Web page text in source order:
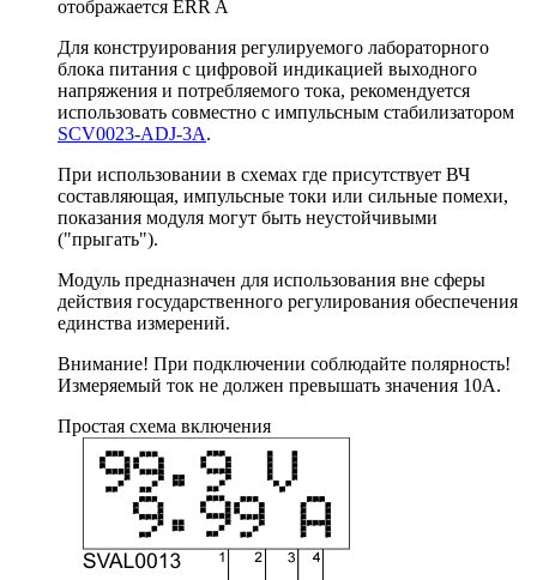
отображается ERR A
Для конструирования регулируемого лабораторного
блока питания с цифровой индикацией выходного
напряжения и потребляемого тока, рекомендуется
использовать совместно с импульсным стабилизатором
SCV0023-ADJ-3A.
При использовании в схемах где присутствует ВЧ
составляющая, импульсные токи или сильные помехи,
показания модуля могут быть неустойчивыми
("прыгать").
Модуль предназначен для использования вне сферы
действия государственного регулирования обеспечения
единства измерений.
Внимание! При подключении соблюдайте полярность!
Измеряемый ток не должен превышать значения 10А.
Простая схема включения